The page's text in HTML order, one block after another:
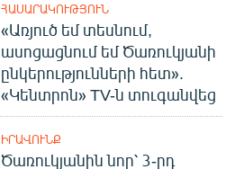
ՀԱՍԱՐԱԿՈՒԹՅՈՒՆ
«Առյուծ եմ տեսնում,
ասոցացնում եմ Ծառուկյանի
ընկերությունների հետ».
«Կենտրոն» TV-ն տուգանվեց
ԻՐԱՎՈՒՆՔ
Ծառուկյանին նոր՝ 3-րդ